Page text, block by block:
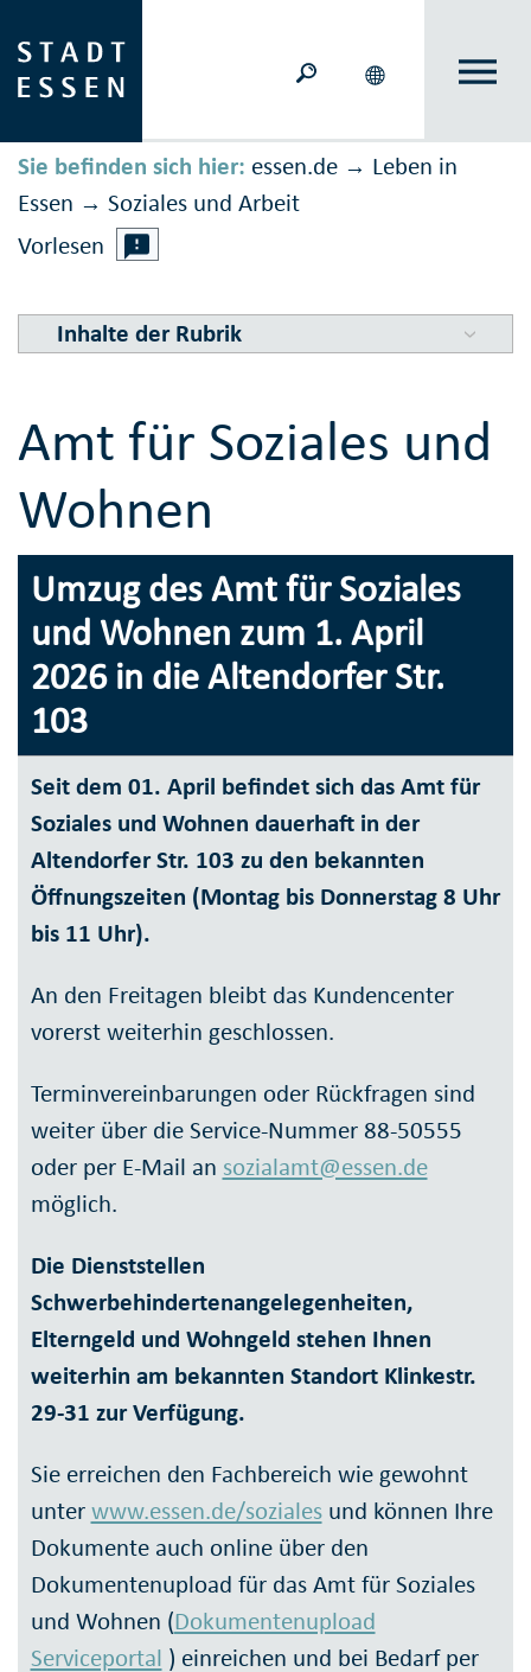
Sie befinden sich hier: essen.de → Leben in
Essen → Soziales und Arbeit
Vorlesen
Inhalte der Rubrik
Amt für Soziales und
Wohnen
Umzug des Amt für Soziales
und Wohnen zum 1. April
2026 in die Altendorfer Str.
103
Seit dem 01. April befindet sich das Amt für
Soziales und Wohnen dauerhaft in der
Altendorfer Str. 103 zu den bekannten
Öffnungszeiten (Montag bis Donnerstag 8 Uhr
bis 11 Uhr).
An den Freitagen bleibt das Kundencenter
vorerst weiterhin geschlossen.
Terminvereinbarungen oder Rückfragen sind
weiter über die Service-Nummer 88-50555
oder per E-Mail an sozialamt@essen.de
möglich.
Die Dienststellen
Schwerbehindertenangelegenheiten,
Elterngeld und Wohngeld stehen Ihnen
weiterhin am bekannten Standort Klinkestr.
29-31 zur Verfügung.
Sie erreichen den Fachbereich wie gewohnt
unterwww.essen.de/sozialesund können Ihre
Dokumente auch online über den
Dokumentenupload für das Amt für Soziales
und Wohnen (Dokumentenupload
Serviceportal ) einreichen und bei Bedarf per